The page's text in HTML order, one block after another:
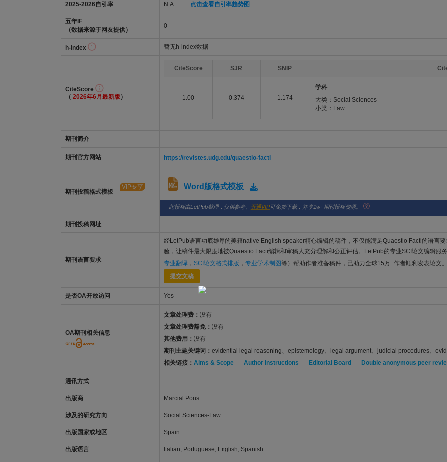
2025-2026自引率 N.A. 点击查看自引率趋势图
五年IF
（数据来源于网友提供）
0
h-index 暂无h-index数据
CiteScore
（ 2026年6月最新版 ）
CiteScore SJR SNIP
1.00 0.374 1.174
学科
大类：Social Sciences
小类：Law
期刊简介
期刊官方网站 https://revistes.udg.edu/quaestio-facti
期刊投稿格式模板
VIP专享 Word版格式模板
此模板由LetPub整理，仅供参考。 开通VIP可免费下载，并享1w+期刊模板资源。
期刊投稿网址
期刊语言要求
经LetPub语言功底雄厚的美籍native English speaker精心编辑的稿件，不仅能满足Quaestio Facti的语言
验，让稿件最大限度地被Quaestio Facti编辑和审稿人充分理解和公正评估。LetPub的专业SCI论文编辑服
专业翻译 ， SCI论文格式排版 ， 专业学术制图等）帮助作者准备稿件，已助力全球15万+作者顺利发表论文
提交文稿
是否OA开放访问 Yes
OA期刊相关信息
文章处理费： 没有
文章处理费豁免： 没有
其他费用： 没有
期刊主题关键词： evidential legal reasoning、epistemology、legal argument、judicial procedures、
相关链接： Aims & Scope Author Instructions Editorial Board Double anonymous peer
通讯方式
出版商 Marcial Pons
涉及的研究方向 Social Sciences-Law
出版国家或地区 Spain
出版语言 Italian, Portuguese, English, Spanish